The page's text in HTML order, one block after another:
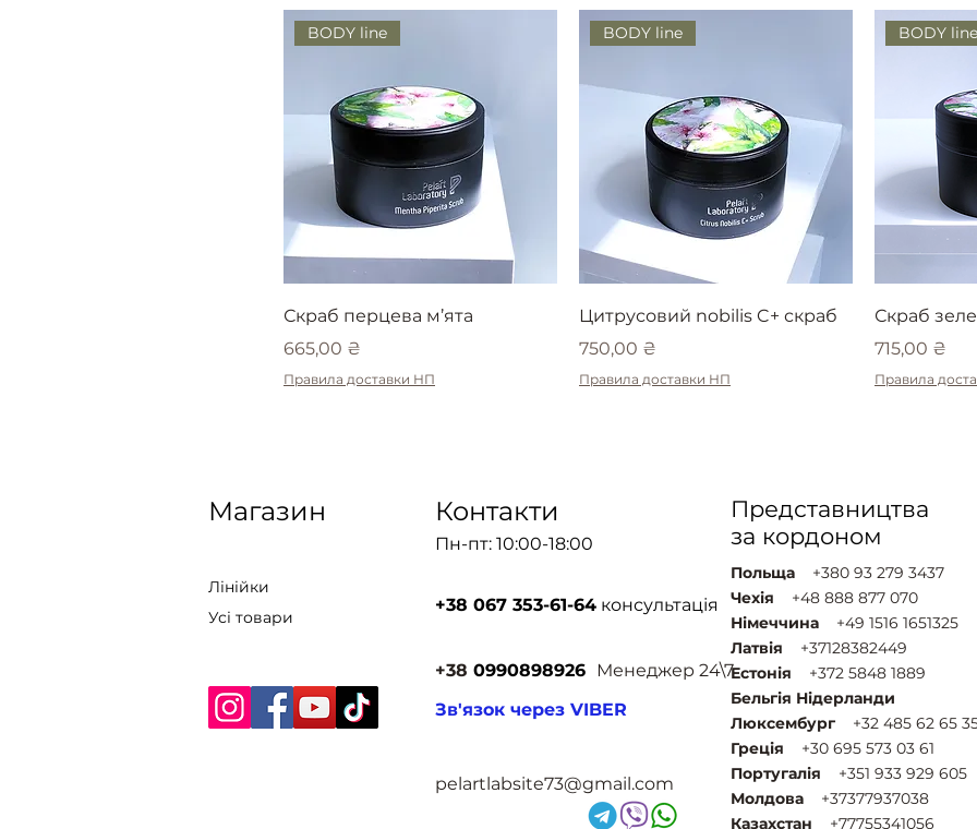
BODY line
Скраб перцева м’ята
Ціна
665,00 ₴
Правила доставки НП
BODY line
Цитрусовий nobilis C+ скраб
Ціна
750,00 ₴
Правила доставки НП
BODY line
Скраб
Ціна
715,00 ₴
Правила
Магазин
Лінійки
Усі товари
Контакти
Пн-пт: 10:00-18:00
+38 067 353-61-64консультація
+38 0990898926
Менеджер 24\7
Зв'язок через VIBER
pelartlabsite73@gmail.com
Представництва
за кордоном
Польща +380 93 279 3437
Чехія +48 888 877 070
Німеччина +49 1516 1651325
Латвія +37128382449
Естонія +372 5848 1889
Бельгія Нідерланди
Люксембург
+32 485 62 65
Греція +30 695 573 03 61
Португалія +351 933 929 605
Молдова +37377937038
Казахстан +77755341056